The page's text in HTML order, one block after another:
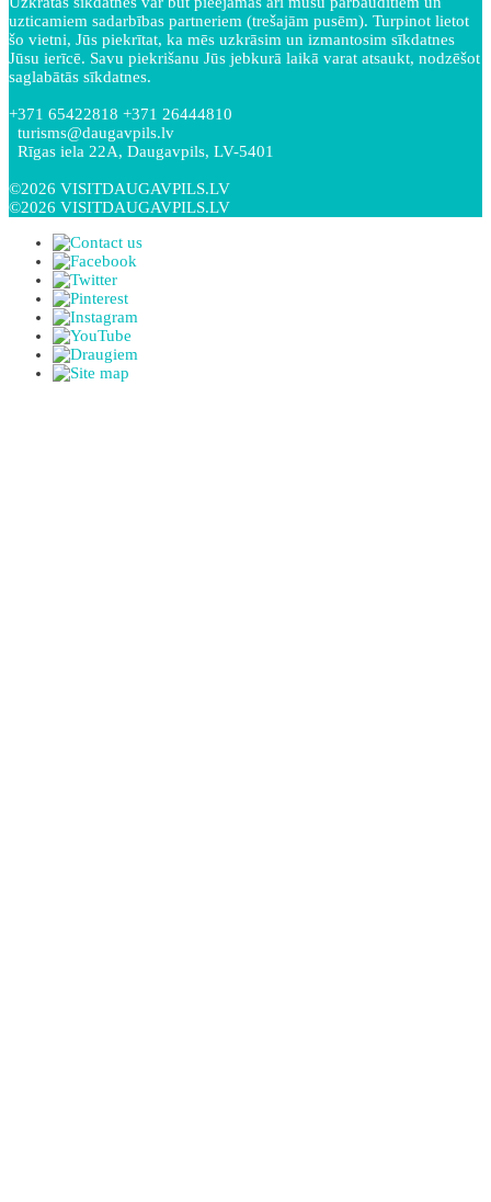
uzticamiem sadarbības partneriem (trešajām pusēm). Turpinot lietot
šo vietni, Jūs piekrītat, ka mēs uzkrāsim un izmantosim sīkdatnes
Jūsu ierīcē. Savu piekrišanu Jūs jebkurā laikā varat atsaukt, nodzēšot
saglabātās sīkdatnes.
+371 65422818 +371 26444810
turisms@daugavpils.lv
Rīgas iela 22A, Daugavpils, LV-5401
©2026 VISITDAUGAVPILS.LV
©2026 VISITDAUGAVPILS.LV